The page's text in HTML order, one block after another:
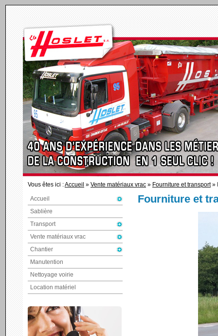
Vous êtes ici :Accueil » Vente matériaux vrac » Fourniture et transport»
Accueil
Sablière
Transport
Vente matériaux vrac
Chantier
Manutention
Nettoyage voirie
Location matériel
Fourniture et